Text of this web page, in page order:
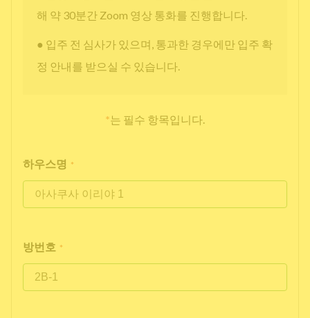
해 약 30분간 Zoom 영상 통화를 진행합니다.
● 입주 전 심사가 있으며, 통과한 경우에만 입주 확
정 안내를 받으실 수 있습니다.
*는 필수 항목입니다.
하우스명 *
방번호 *